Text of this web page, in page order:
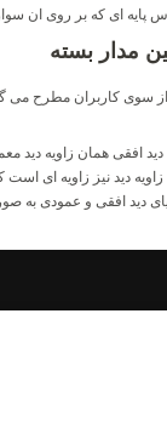
پایه ای که بر روی ان
مدار بسته
سوی کاربران مطرح می
دید افقی همان زاویه
زاویه دید نیز زاویه ای
دید افقی و عمودی